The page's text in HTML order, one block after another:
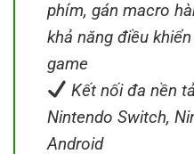
phím, gán macro
khả năng điều
game
Kết nối đa nền
Nintendo Switch,
Android